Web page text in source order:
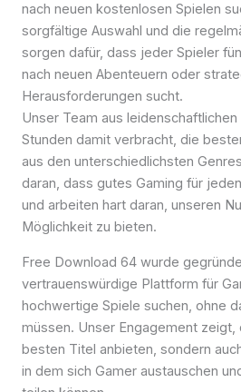
nach neuen kostenlosen Spielen
sorgfältige Auswahl und die
sorgen dafür, dass jeder Spieler
nach neuen Abenteuern oder
Herausforderungen sucht.
Unser Team aus
Stunden damit verbracht, die
aus den unterschiedlichsten
daran, dass gutes Gaming für
und arbeiten hart daran, unseren
Möglichkeit zu bieten.
Free Download 64 wurde
vertrauenswürdige Plattform für
hochwertige Spiele suchen, ohne
müssen. Unser Engagement zeigt,
besten Titel anbieten, sondern
in dem sich Gamer austauschen